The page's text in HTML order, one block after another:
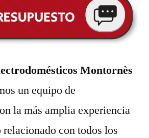
Montornès
un equipo de
la más amplia experiencia
con todos los